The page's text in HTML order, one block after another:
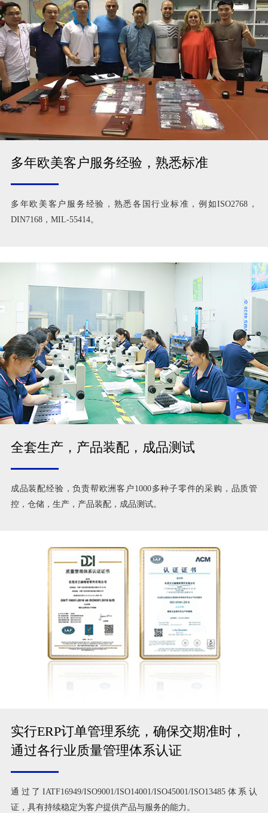
多年欧美客户服务经验，熟悉标准
多年欧美客户服务经验，熟悉各国行业标准，例如ISO2768，
DIN7168，MIL-55414。
全套生产，产品装配，成品测试
成品装配经验，负责帮欧洲客户1000多种子零件的采购，品质管
控，仓储，生产，产品装配，成品测试。
实行ERP订单管理系统，确保交期准时，
通过各行业质量管理体系认证
通过了IATF16949/ISO9001/ISO14001/ISO45001/ISO13485体系认
证，具有持续稳定为客户提供产品与服务的能力。